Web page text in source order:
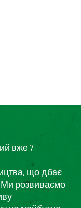
вже 7
що дбає
Ми розвиваємо